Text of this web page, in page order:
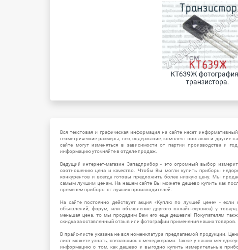
КТ639Ж фотография
транзистора.
Вся текстовая и графическая информация на сайте несет
геометрические размеры, вес, содержание, комплект поставки и другие
сайте могут изменяться в зависимости от партии производства и
информацию уточняйте в отделе продаж.
Ведущий интернет-магазин Западприбор - это огромный выбор
соотношению цена и качество. Чтобы Вы могли купить приборы
конкурентов и всегда готовы предложить более низкую цену. Мы
самым лучшим ценам. На нашем сайте Вы можете дешево купить как
временем приборы от лучших производителей.
На сайте постоянно действует акция «Куплю по лучшей цене» - если
объявлений, форум, или объявление другого онлайн-сервиса) у
меньшая цена, то мы продадим Вам его еще дешевле! Покупателям
скидка за оставленный отзыв или фотографии применения наших товаров.
В прайс-листе указана не вся номенклатура предлагаемой продукции.
лист можете узнать, связавшись с менеджерами. Также у наших
информацию о том, как дешево и выгодно купить измерительные